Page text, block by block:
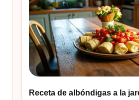
Receta de albóndigas a la